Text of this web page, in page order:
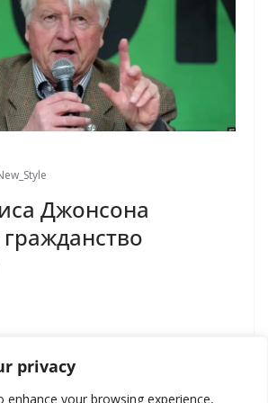
privacy
enhance your browsing experience,
Джонсона